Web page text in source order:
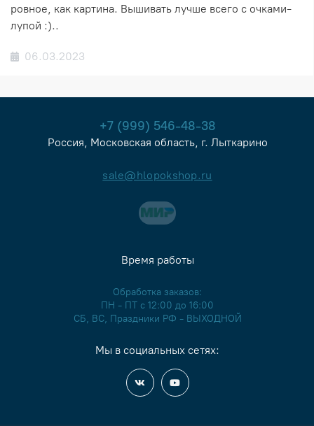
ровное, как картина. Вышивать лучше всего с очками-
лупой :)..
06.03.2023
+7 (999) 546-48-38
Россия, Московская область, г. Лыткарино
sale@hlopokshop.ru
Время работы
Обработка заказов:
ПН - ПТ с 12:00 до 16:00
СБ, ВС, Праздники РФ - ВЫХОДНОЙ
Мы в социальных сетях: